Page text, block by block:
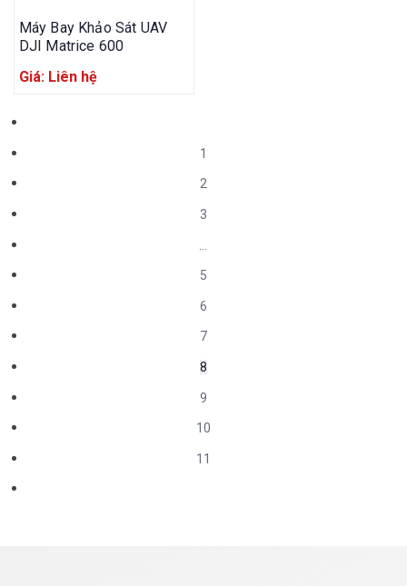
Máy Bay Khảo Sát UAV
DJI Matrice 600
Giá: Liên hệ
1
2
3
5
6
7
8
9
10
11